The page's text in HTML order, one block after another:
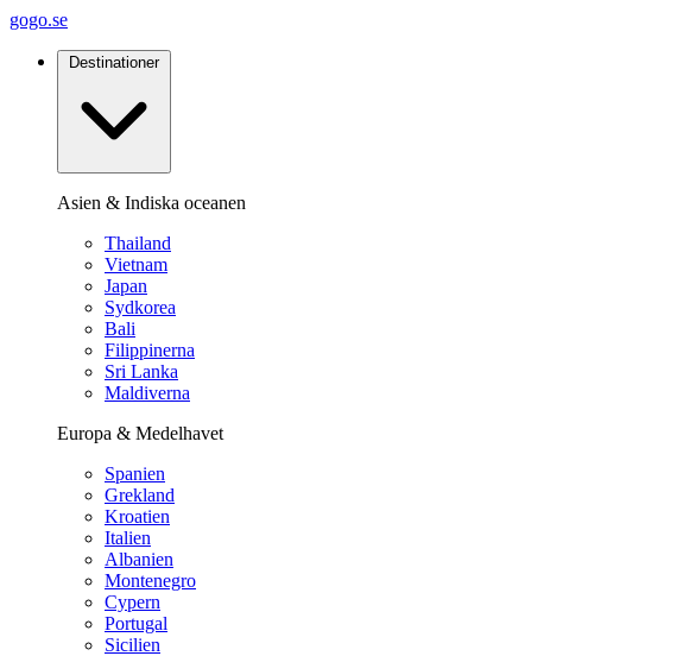
gogo.se
Destinationer
Asien & Indiska oceanen
Thailand
Vietnam
Japan
Sydkorea
Bali
Filippinerna
Sri Lanka
Maldiverna
Europa & Medelhavet
Spanien
Grekland
Kroatien
Italien
Albanien
Montenegro
Cypern
Portugal
Sicilien